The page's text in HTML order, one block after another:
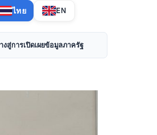
ไทย EN
สู่การเปิดเผยข้อมูลภาครัฐ